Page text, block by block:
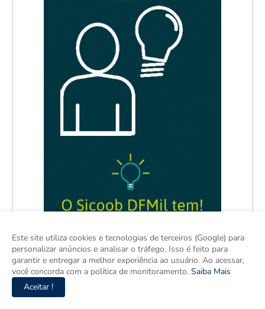
Este site utiliza cookies e tecnologias de terceiros (Google) para
personalizar anúncios e analisar o tráfego. Isso é feito para
garantir e entregar a melhor experiência ao usuário. Ao acessar,
você concorda com a política de monitoramento. Saiba Mais
Aceitar !